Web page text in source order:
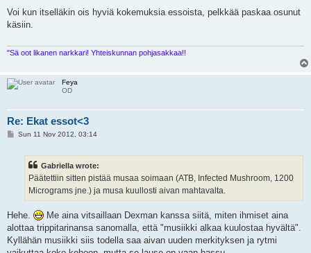
s
Voi kun itselläkin ois hyviä kokemuksia essoista, pelkkää paskaa osunut
käsiin.
"Sä oot likanen narkkari! Yhteiskunnan pohjasakkaa!!
Feya
OD
Re: Ekat essot<3
PSun 11 Nov 2012, 03:14
Gabriella wrote:
Päätettiin sitten pistää musaa soimaan (ATB, Infected Mushroom, 1200
Micrograms jne.) ja musa kuullosti aivan mahtavalta.
Hehe.
Me aina vitsaillaan Dexman kanssa siitä, miten ihmiset aina
alottaa trippitarinansa sanomalla, että "musiikki alkaa kuulostaa hyvältä".
Kyllähän musiikki siis todella saa aivan uuden merkityksen ja rytmi